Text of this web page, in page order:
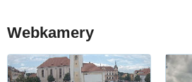
Webkamery